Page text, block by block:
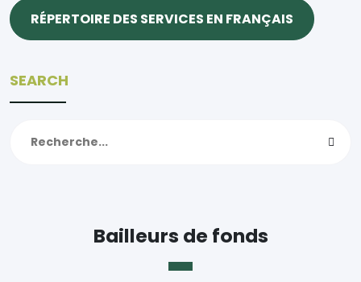
RÉPERTOIRE DES SERVICES EN FRANÇAIS
SEARCH
Bailleurs de fonds